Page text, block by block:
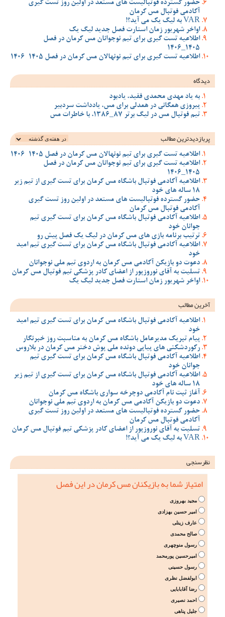
حضور گسترده فوتبالیست های مستعد در اولین روز تست گیری
آکادمی فوتبال مس کرمان
VAR به لیگ یک می آید؟!
اواخر شهریور زمان استارت فصل جدید لیگ یک
اطلاعیه تست گیری برای تیم نوجوانان مس کرمان در فصل
1405_1406
اطلاعیه تست گیری برای تیم نونهالان مس کرمان در فصل 1405-1406
دیدگاه
به یاد مهدی محمدی فقید، یادبود
پیروزی همگانی در همدلی برای مس، یادداشت سردبیر
تیم فوتبال مس در لیگ برتر 87_1386، با خاطرات مس
پربازدیدترین‌ مطالب
اطلاعیه تست گیری برای تیم نونهالان مس کرمان در فصل 1405-1406
اطلاعیه تست گیری برای تیم نوجوانان مس کرمان در فصل
1405_1406
اطلاعیه آکادمی فوتبال باشگاه مس کرمان برای تست گیری از تیم زیر
18 ساله های خود
حضور گسترده فوتبالیست های مستعد در اولین روز تست گیری
آکادمی فوتبال مس کرمان
اطلاعیه آکادمی فوتبال باشگاه مس کرمان برای تست گیری تیم
جوانان خود
ترتیب برنامه بازی های مس کرمان در لیگ یک فصل پیش رو
اطلاعیه آکادمی فوتبال باشگاه مس کرمان برای تست گیری تیم امید
خود
دعوت دو بازیکن آکادمی مس کرمان به اردوی تیم ملی نوجوانان
تسلیت به آقای نوروزپور از اعضای کادر پزشکی تیم فوتبال مس کرمان
اواخر شهریور زمان استارت فصل جدید لیگ یک
آخرین مطالب
اطلاعیه آکادمی فوتبال باشگاه مس کرمان برای تست گیری تیم امید
خود
پیام تبریک مدیرعامل باشگاه مس کرمان به مناسبت روز خبرنگار
رکوردشکنی های پیاپی دونده ملی پوش دختر مس کرمان در بلاروس
اطلاعیه آکادمی فوتبال باشگاه مس کرمان برای تست گیری تیم
جوانان خود
اطلاعیه آکادمی فوتبال باشگاه مس کرمان برای تست گیری از تیم زیر
18 ساله های خود
آغاز ثبت نام آکادمی دوچرخه سواری باشگاه مس کرمان
دعوت دو بازیکن آکادمی مس کرمان به اردوی تیم ملی نوجوانان
حضور گسترده فوتبالیست های مستعد در اولین روز تست گیری
آکادمی فوتبال مس کرمان
تسلیت به آقای نوروزپور از اعضای کادر پزشکی تیم فوتبال مس کرمان
VAR به لیگ یک می آید؟!
نظرسنجی
امتیاز شما به بازیکنان مس کرمان در این فصل
مجید بهروزی
امیر حسین بهزادی
عارف زینلی
صالح محمدی
رسول منوچهری
امیرحسین پورمحمد
رسول حسینی
ابولفضل نظری
رضا آقابابایی
احمد نصیری
جلیل پناهی